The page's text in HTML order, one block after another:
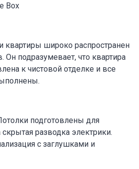
Box
квартиры широко распространен
Он подразумевает, что квартира
к чистовой отделке и все
подготовлены для
разводка электрики.
с заглушками и